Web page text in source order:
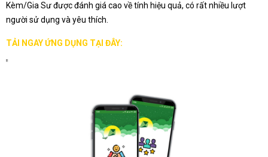
Kèm/Gia Sư được đánh giá cao về tính hiệu quả, có rất nhiều lượt
người sử dụng và yêu thích.
TẢI NGAY ỨNG DỤNG TẠI ĐÂY: